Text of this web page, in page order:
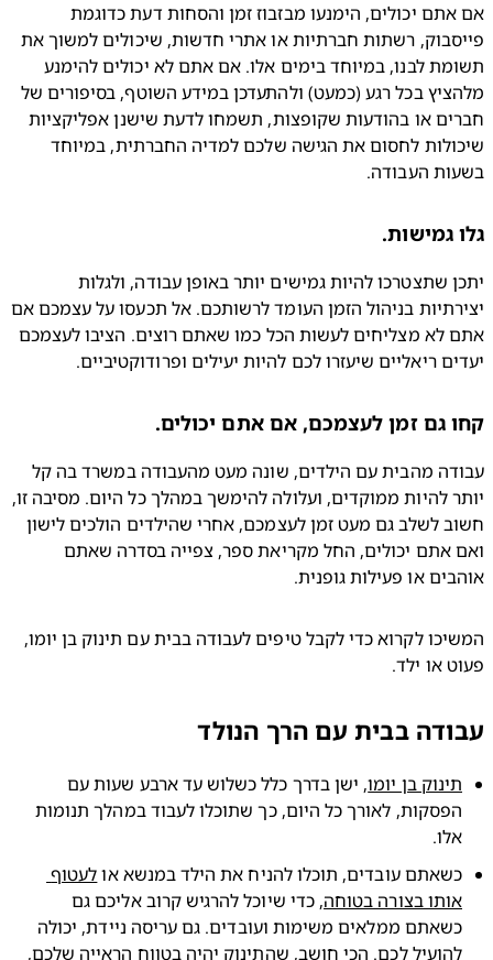
אם אתם יכולים, הימנעו מבזבוז זמן והסחות דעת כדוגמת
פייסבוק, רשתות חברתיות או אתרי חדשות, שיכולים למשוך את
תשומת לבנו, במיוחד בימים אלו. אם אתם לא יכולים להימנע
מלהציץ בכל רגע (כמעט) ולהתעדכן במידע השוטף, בסיפורים של
חברים או בהודעות שקופצות, תשמחו לדעת שישנן אפליקציות
שיכולות לחסום את הגישה שלכם למדיה החברתית, במיוחד
העבודה.
גמישות.
יתכן שתצטרכו להיות גמישים יותר באופן עבודה, ולגלות
יצירתיות בניהול הזמן העומד לרשותכם. אל תכעסו על עצמכם אם
אתם לא מצליחים לעשות הכל כמו שאתם רוצים. הציבו לעצמכם
ריאליים שיעזרו לכם להיות יעילים ופרודוקטיביים.
גם זמן לעצמכם, אם אתם יכולים.
עבודה מהבית עם הילדים, שונה מעט מהעבודה במשרד בה קל
יותר להיות ממוקדים, ועלולה להימשך במהלך כל היום. מסיבה זו,
חשוב לשלב גם מעט זמן לעצמכם, אחרי שהילדים הולכים לישון
ואם אתם יכולים, החל מקריאת ספר, צפייה בסדרה שאתם
או פעילות גופנית.
המשיכו לקרוא כדי לקבל טיפים לעבודה בבית עם תינוק בן יומו,
או ילד.
בבית עם הרך הנולד
בן יומו
, ישן בדרך כלל כשלוש עד ארבע שעות עם
הפסקות, לאורך כל היום, כך שתוכלו לעבוד במהלך תנומות
עובדים, תוכלו להניח את הילד במנשא או
לעטוף
בצורה בטוחה
, כדי שיוכל להרגיש קרוב אליכם גם
כשאתם ממלאים משימות ועובדים. גם עריסה ניידת, יכולה
להועיל לכם. הכי חושב, שהתינוק יהיה בטווח הראייה שלכם,